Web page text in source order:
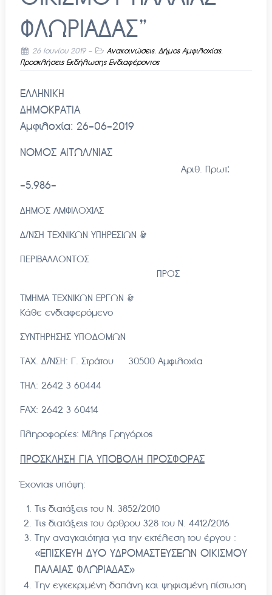
ΦΛΩΡΙΑΔΑΣ”
26 Ιουνίου 2019- Ανακοινώσεις, Δήμος Αμφιλοχίας,
Προσκλήσεις Εκδήλωσης Ενδιαφέροντος
ΕΛΛΗΝΙΚΗ
ΔΗΜΟΚΡΑΤΙΑ
Αμφιλοχία: 26-06-2019
ΝΟΜΟΣ ΑΙΤΩΛ/ΝΙΑΣ
Αριθ. Πρωτ:
-5.986-
ΔΗΜΟΣ ΑΜΦΙΛΟΧΙΑΣ
Δ/ΝΣΗ ΤΕΧΝΙΚΩΝ ΥΠΗΡΕΣΙΩΝ &
ΠΕΡΙΒΑΛΛΟΝΤΟΣ
ΠΡΟΣ
ΤΜΗΜΑ ΤΕΧΝΙΚΩΝ ΕΡΓΩΝ &
Κάθε ενδιαφερόμενο
ΣΥΝΤΗΡΗΣΗΣ ΥΠΟΔΟΜΩΝ
ΤΑΧ. Δ/ΝΣΗ: Γ. Στράτου 30500 Αμφιλοχία
ΤΗΛ: 2642 3 60444
FAX: 2642 3 60414
Πληροφορίες: Μίλης Γρηγόριος
ΠΡΟΣΚΛΗΣΗ ΓΙΑ ΥΠΟΒΟΛΗ ΠΡΟΣΦΟΡΑΣ
Έχοντας υπόψη:
Τις διατάξεις του Ν. 3852/2010
Τις διατάξεις του άρθρου 328 του Ν. 4412/2016
Την αναγκαιότητα για την εκτέλεση του έργου :
«ΕΠΙΣΚΕΥΗ ΔΥΟ ΥΔΡΟΜΑΣΤΕΥΣΕΩΝ ΟΙΚΙΣΜΟΥ
ΠΑΛΑΙΑΣ ΦΛΩΡΙΑΔΑΣ»
Την εγκεκριμένη δαπάνη και ψηφισμένη πίστωση